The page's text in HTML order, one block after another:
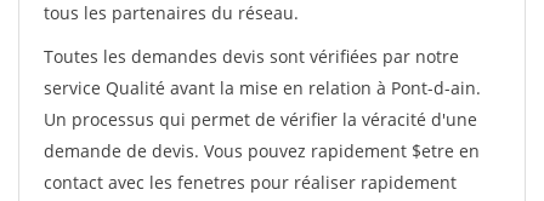
tous les partenaires du réseau.
Toutes les demandes devis sont vérifiées par notre
service Qualité avant la mise en relation à Pont-d-ain.
Un processus qui permet de vérifier la véracité d'une
demande de devis. Vous pouvez rapidement $etre en
contact avec les fenetres pour réaliser rapidement